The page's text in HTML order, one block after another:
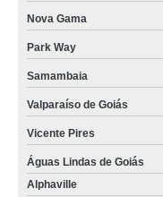
reator em vidro cotação
reator vidro encamisado Magé
reator de vidro para
onde comprar reator de vidro
Nova Gama
Park Way
Samambaia
Valparaíso de Goiás
Vicente Pires
Águas Lindas de Goiás
Alphaville